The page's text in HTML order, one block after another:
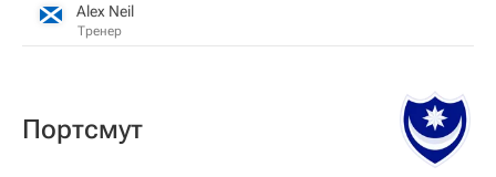
Alex Neil
Тренер
Пoртсмут